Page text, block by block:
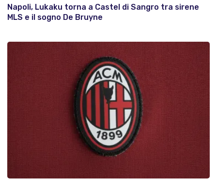
Napoli, Lukaku torna a Castel di Sangro tra sirene
MLS e il sogno De Bruyne